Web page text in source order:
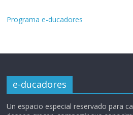
Programa e-ducadores
e-ducadores
Un espacio especial reservado para